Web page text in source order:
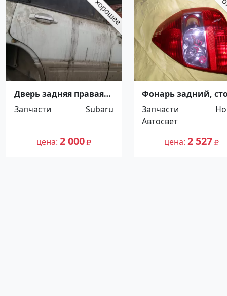
Дверь задняя правая
Subaru Forester
Краснодар
Запчасти Subaru
цена 2 000
Фонарь задний,
сигнал б.у Хонда
Краснодар
Запчасти
Автосвет
цена 2 527